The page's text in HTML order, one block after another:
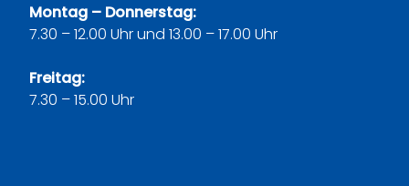
Montag – Donnerstag:
7.30 – 12.00 Uhr und 13.00 – 17.00 Uhr
Freitag:
7.30 – 15.00 Uhr